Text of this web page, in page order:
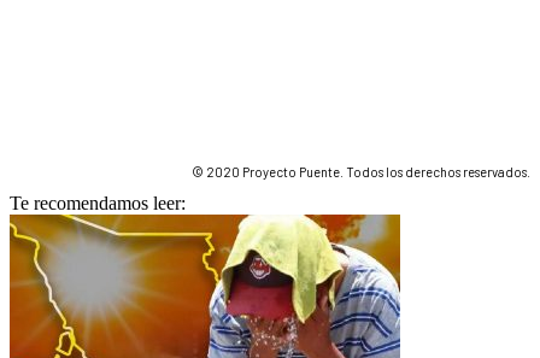
© 2020 Proyecto Puente. Todos los derechos reservados.
Te recomendamos leer: